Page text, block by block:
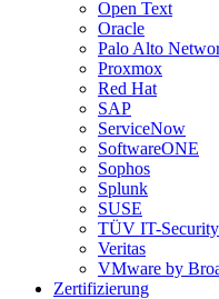
Open Text
Oracle
Palo Alto
Proxmox
Red Hat
SAP
ServiceNow
SoftwareONE
Sophos
Splunk
SUSE
TÜV IT-Security
Veritas
VMware by
Zertifizierung